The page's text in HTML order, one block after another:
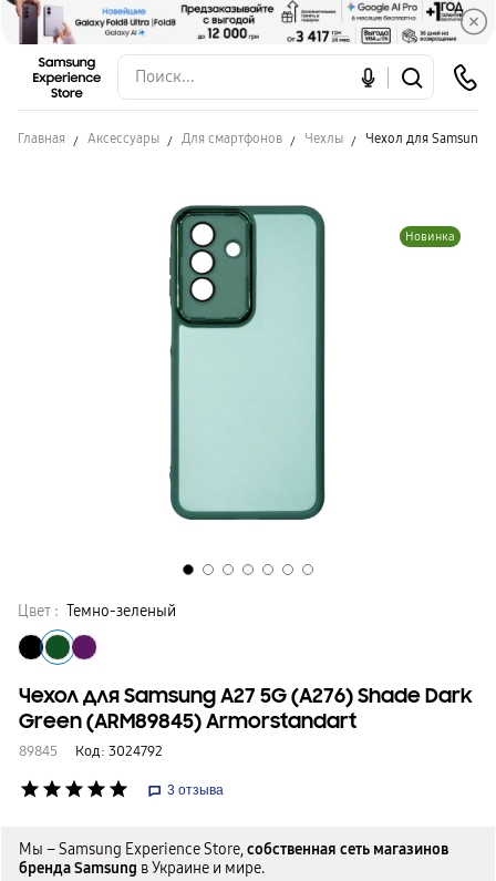
Главная Аксессуары Для смартфонов Чехлы Чехол для Samsung
Новинка
Цвет : Темно-зеленый
Чехол для Samsung A27 5G (A276) Shade Dark
Green (ARM89845) Armorstandart
89845 Код: 3024792
star star star star star 3 отзыва
Мы – Samsung Experience Store,собственная сеть магазинов
бренда Samsung в Украине и мире.